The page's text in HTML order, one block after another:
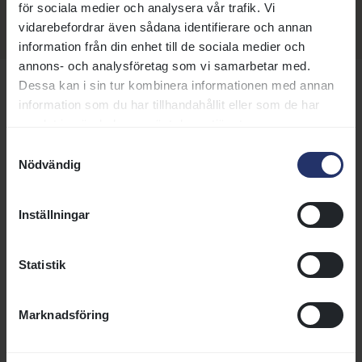
för sociala medier och analysera vår trafik. Vi
vidarebefordrar även sådana identifierare och annan
information från din enhet till de sociala medier och
annons- och analysföretag som vi samarbetar med.
Dessa kan i sin tur kombinera informationen med annan
information som du har tillhandahållit eller som de har
Nödvändig
Inställningar
Statistik
Marknadsföring
Årskort familj: 4500 kr + moms
Träningar på andra banor
Träningar på Bro Park
Park i Upplands-Bro utanför
Här hittar du mer information
Läs mer